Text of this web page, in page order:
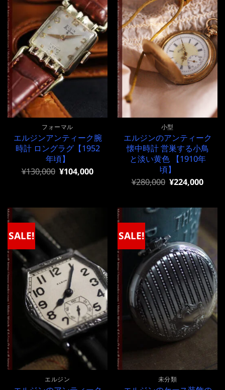
フォーマル
エルジンアンティーク腕
時計 ロングラグ【1952
年頃】
元
¥130,000
た。
¥130,000 現
は
¥104,000
小型
エルジンのアンティーク
懐中時計 営巣する小鳥
と淡い黄色 【1910年
頃】
元
格
¥280,000
で
し
た。
¥280,000 現
価
¥280,000
で
す。
¥224,000
SALE!
エルジン
SALE!
未分類